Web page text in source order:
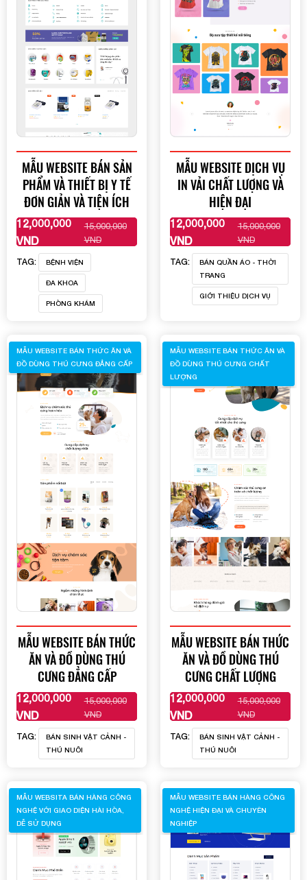
MẪU WEBSITE BÁN SẢN
PHẨM VÀ THIẾT BỊ Y TẾ
ĐƠN GIẢN VÀ TIỆN ÍCH
12,000,000
VND
15,000,000
VND
XEM THÊM
TAG: BỆNH VIỆN
ĐA KHOA
PHÒNG KHÁM
MẪU WEBSITE DỊCH VỤ
IN VẢI CHẤT LƯỢNG VÀ
HIỆN ĐẠI
12,000,000
VND
15,000,000
VND
XEM THÊM
TAG:
BÁN QUẦN ÁO - THỜI
TRANG
GIỚI THIỆU DỊCH VỤ
MẪU WEBSITE BÁN THỨC
ĂN VÀ ĐỒ DÙNG THÚ
CƯNG ĐẲNG CẤP
12,000,000
VND
15,000,000
VND
XEM THÊM
TAG:
BÁN SINH VẬT CẢNH -
THÚ NUÔI
MẪU WEBSITE BÁN THỨC ĂN VÀ
ĐỒ DÙNG THÚ CƯNG ĐẲNG CẤP
MẪU WEBSITE BÁN THỨC
ĂN VÀ ĐỒ DÙNG THÚ
CƯNG CHẤT LƯỢNG
12,000,000
VND
15,000,000
VND
XEM THÊM
TAG:
BÁN SINH VẬT CẢNH -
THÚ NUÔI
MẪU WEBSITE BÁN THỨC ĂN VÀ
ĐỒ DÙNG THÚ CƯNG CHẤT
LƯỢNG
MẪU WEBSITA BÁN HÀNG CÔNG
NGHỆ VỚI GIAO DIỆN HÀI HÒA,
DỄ SỬ DỤNG
MẪU WEBSITE BÁN HÀNG CÔNG
NGHỆ HIỆN ĐẠI VÀ CHUYÊN
NGHIỆP